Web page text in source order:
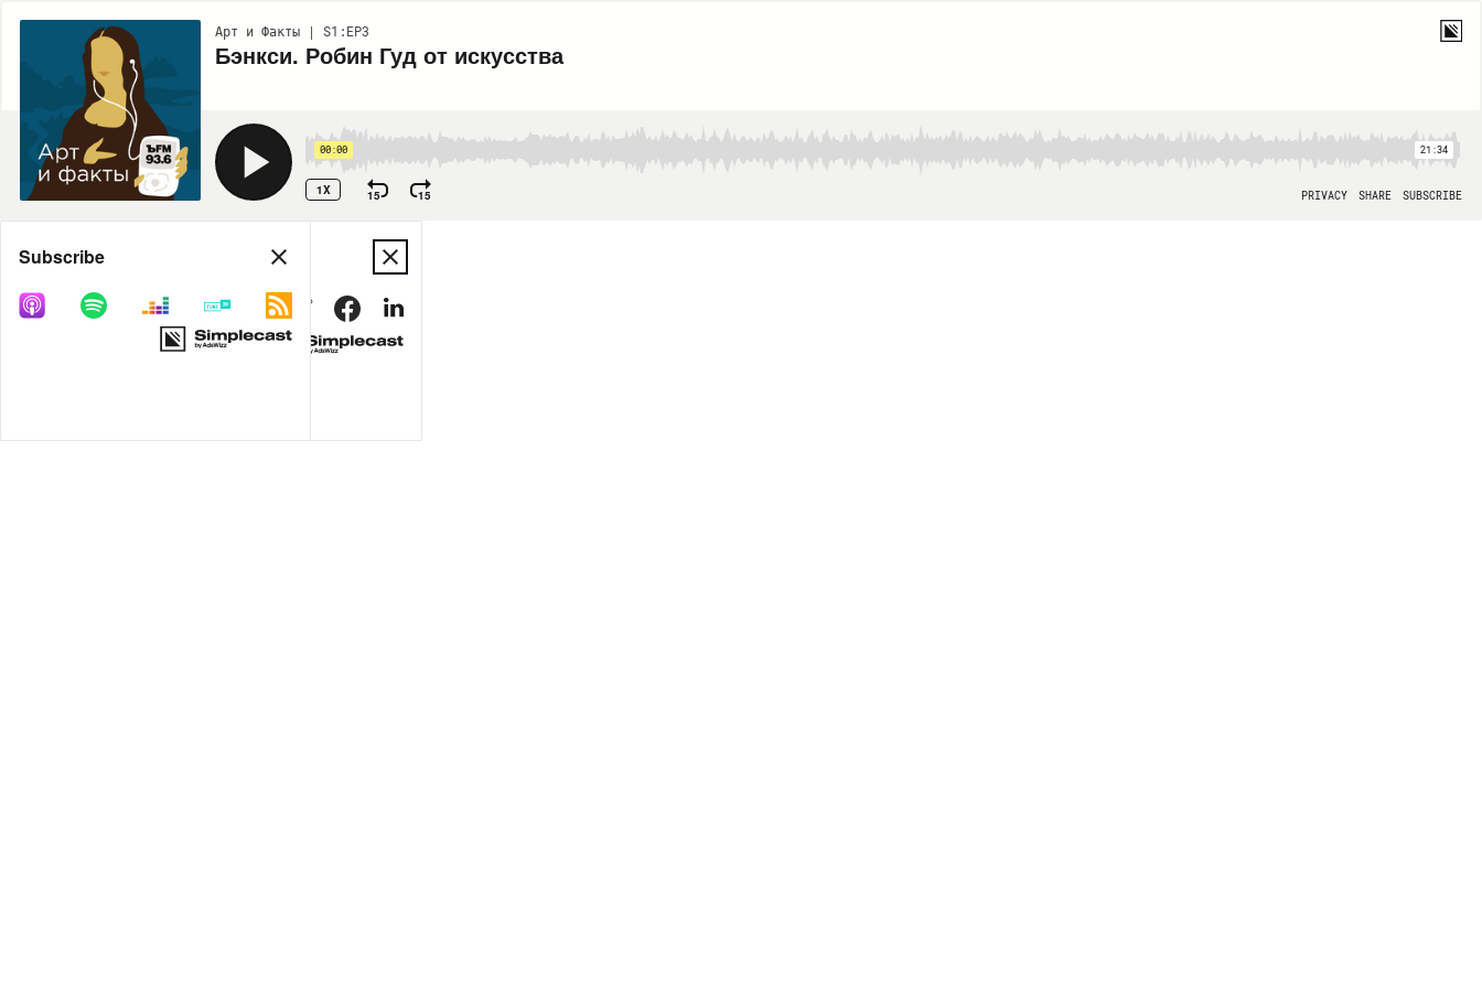
Арт и Факты | S1:EP3
Бэнкси. Робин Гуд от искусства
00:00 21:34
1X 15 15 PRIVACY SHARE SUBSCRIBE
Share
Subscribe